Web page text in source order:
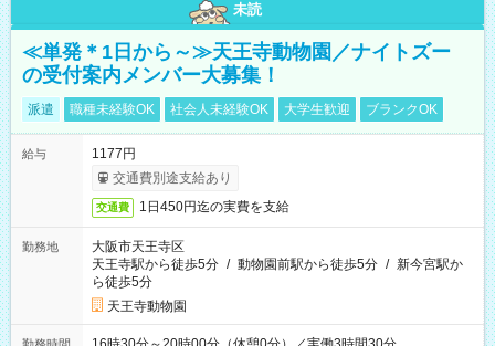
未読
≪単発＊1日から～≫天王寺動物園／ナイトズー
の受付案内メンバー大募集！
派遣 職種未経験OK 社会人未経験OK 大学生歓迎 ブランクOK
給与
1177円
交通費別途支給あり
交通費 1日450円迄の実費を支給
勤務地
大阪市天王寺区
天王寺駅から徒歩5分 / 動物園前駅から徒歩5分 / 新今宮駅か
ら徒歩5分
天王寺動物園